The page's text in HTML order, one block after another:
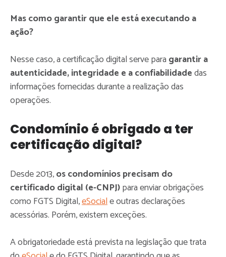
Mas como garantir que ele está executando a
ação?
Nesse caso, a certificação digital serve para garantir a
autenticidade, integridade e a confiabilidadedas
informações fornecidas durante a realização das
operações.
Condomínio é obrigado a ter
certificação digital?
Desde 2013,os condomínios precisam do
certificado digital (e-CNPJ)para enviar obrigações
como FGTS Digital,eSociale outras declarações
acessórias. Porém, existem exceções.
A obrigatoriedade está prevista na legislação que trata